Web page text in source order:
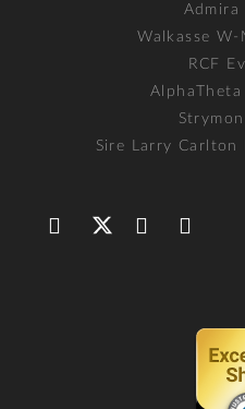
Admira
Walkasse W-
RCF
AlphaTheta
Sire Larry Carlton